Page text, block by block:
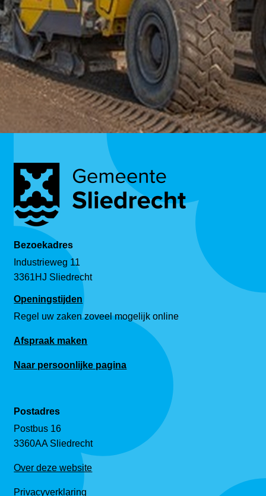
Bezoekadres
Industrieweg 11
3361HJ Sliedrecht
Openingstijden
Regel uw zaken zoveel mogelijk online
Afspraak maken
Naar persoonlijke pagina
Postadres
Postbus 16
3360AA Sliedrecht
Over deze website
Privacyverklaring